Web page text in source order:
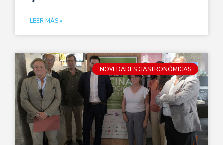
LEER MÁS »
NOVEDADES GASTRONÓMICAS